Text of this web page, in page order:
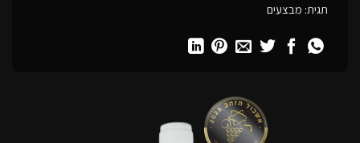
תגית: מבצעים